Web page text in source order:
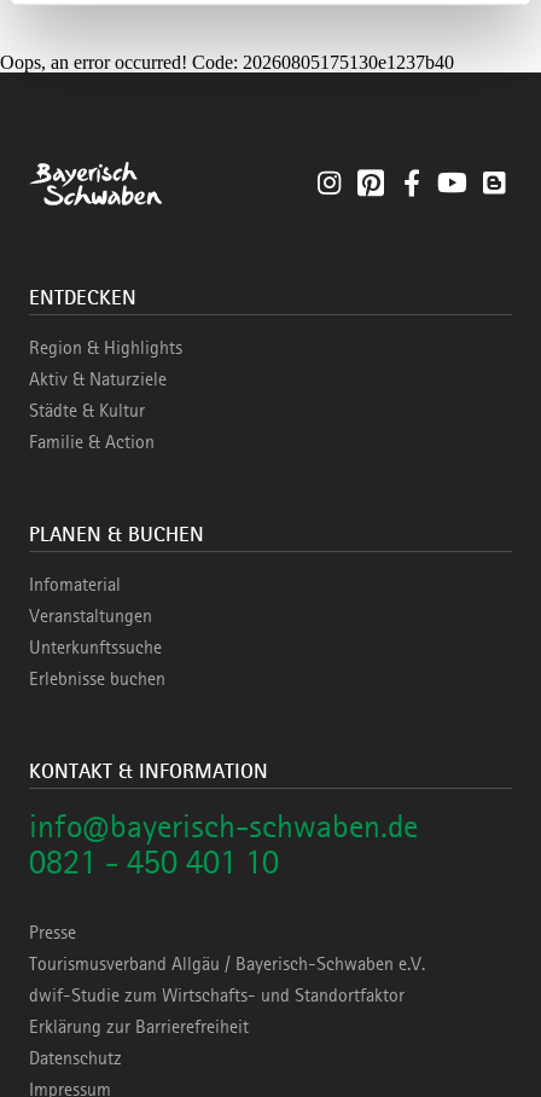
Oops, an error occurred! Code: 20260805175130e1237b40
InstagramPinterestFacebookYouTube
ENTDECKEN
Region & Highlights
Aktiv & Naturziele
Städte & Kultur
Familie & Action
PLANEN & BUCHEN
Infomaterial
Veranstaltungen
Unterkunftssuche
Erlebnisse buchen
KONTAKT & INFORMATION
info@bayerisch-schwaben.de
0821 - 450 401 10
Presse
Tourismusverband Allgäu / Bayerisch-Schwaben e.V.
dwif-Studie zum Wirtschafts- und Standortfaktor
Erklärung zur Barrierefreiheit
Datenschutz
Impressum